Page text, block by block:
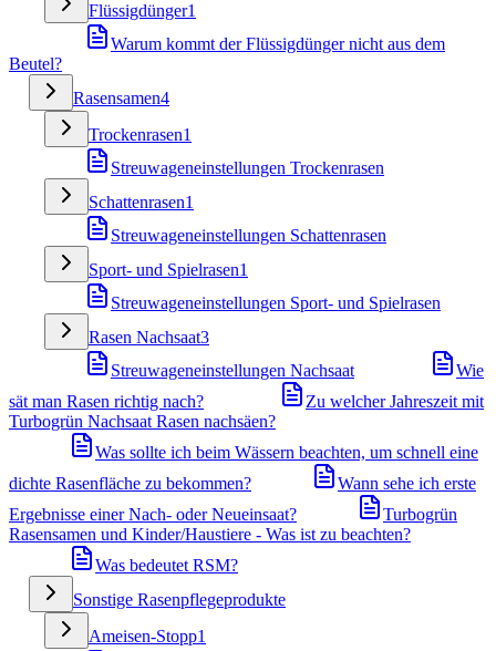
Flüssigdünger1
Warum kommt der Flüssigdünger nicht aus dem
Beutel?
Rasensamen4
Trockenrasen1
Streuwageneinstellungen Trockenrasen
Schattenrasen1
Streuwageneinstellungen Schattenrasen
Sport- und Spielrasen1
Streuwageneinstellungen Sport- und Spielrasen
Rasen Nachsaat3
Streuwageneinstellungen Nachsaat
Wie
sät man Rasen richtig nach?
Zu welcher Jahreszeit mit
Turbogrün Nachsaat Rasen nachsäen?
Was sollte ich beim Wässern beachten, um schnell eine
dichte Rasenfläche zu bekommen?
Wann sehe ich erste
Ergebnisse einer Nach- oder Neueinsaat?
Turbogrün
Rasensamen und Kinder/Haustiere - Was ist zu beachten?
Was bedeutet RSM?
Sonstige Rasenpflegeprodukte
Ameisen-Stopp1